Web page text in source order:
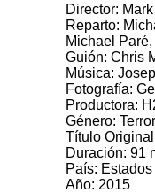
Director:
Reparto:
Michael
Guión: Chris
Música:
Fotografía:
Productora:
Género:
Título
Duración: 91
País:
Año: 2015